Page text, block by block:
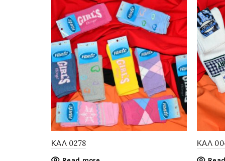
ΚΑΛ 0278 ΚΑΛ